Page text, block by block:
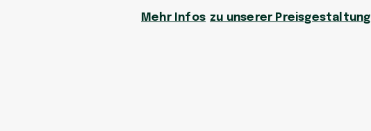
Mehr Infos zu unserer Preisgestaltung